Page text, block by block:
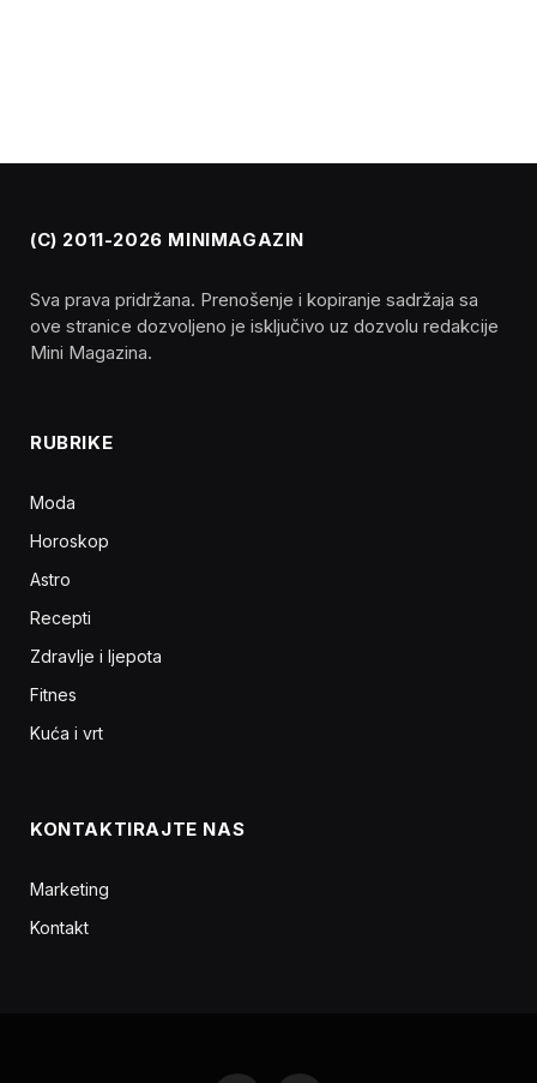
(C) 2011-2026 MINIMAGAZIN
Sva prava pridržana. Prenošenje i kopiranje sadržaja sa
ove stranice dozvoljeno je isključivo uz dozvolu redakcije
Mini Magazina.
RUBRIKE
Moda
Horoskop
Astro
Recepti
Zdravlje i ljepota
Fitnes
Kuća i vrt
KONTAKTIRAJTE NAS
Marketing
Kontakt